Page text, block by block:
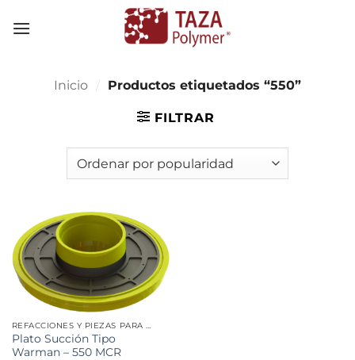
Inicio / Productos etiquetados “550”
FILTRAR
Plato Succión Tipo
Warman – 550 MCR